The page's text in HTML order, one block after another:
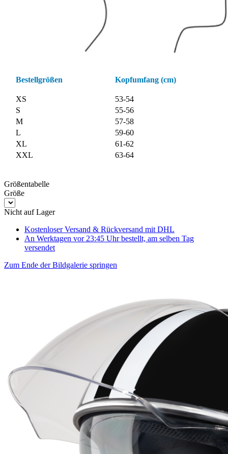
Bestellgrößen Kopfumfang (cm)
XS
53-54
S
55-56
M
57-58
L
59-60
XL
61-62
XXL
63-64
Größentabelle
Größe
Nicht auf Lager
Kostenloser Versand & Rückversand mit DHL
An Werktagen vor 23:45 Uhr bestellt, am selben Tag
versendet
Zum Ende der Bildgalerie springen